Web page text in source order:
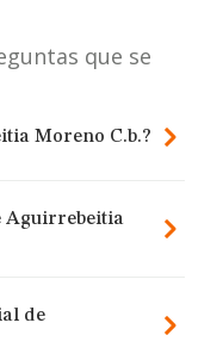
que se
Moreno C.b.?
Aguirrebeitia
de